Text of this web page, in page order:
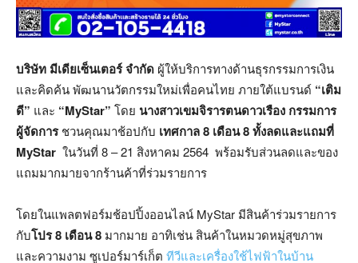
บริษัท มีเดียเซ็นเตอร์ จำกัด ผู้ให้บริการทางด้านธุรกรรมการเงิน
และคิดค้น พัฒนานวัตกรรมใหม่เพื่อคนไทย ภายใต้แบรนด์ “เติม
ดี” และ “MyStar” โดย นางสาวเขมจิรารตนดาวเรือง กรรมการ
ผู้จัดการชวนคุณมาช้อปกับ เทศกาล 8 เดือน 8 ทั้งลดและแถมที่
MyStar ในวันที่ 8 – 21 สิงหาคม 2564 พร้อมรับส่วนลดและของ
แถมมากมายจากร้านค้าที่ร่วมรายการ
โดยในแพลตฟอร์มช้อปปิ้งออนไลน์ MyStar มีสินค้าร่วมรายการ
กับโปร 8 เดือน 8 มากมาย อาทิเช่น สินค้าในหมวดหมู่สุขภาพ
และความงาม ซูเปอร์มาร์เก็ต ทีวีและเครื่องใช้ไฟฟ้าในบ้าน